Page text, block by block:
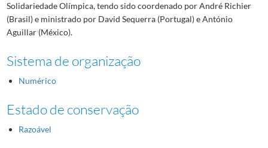
Solidariedade Olímpica, tendo sido coordenado por André Richier
(Brasil) e ministrado por David Sequerra (Portugal) e António
Aguillar (México).
Sistema de organização
Numérico
Estado de conservação
Razoável